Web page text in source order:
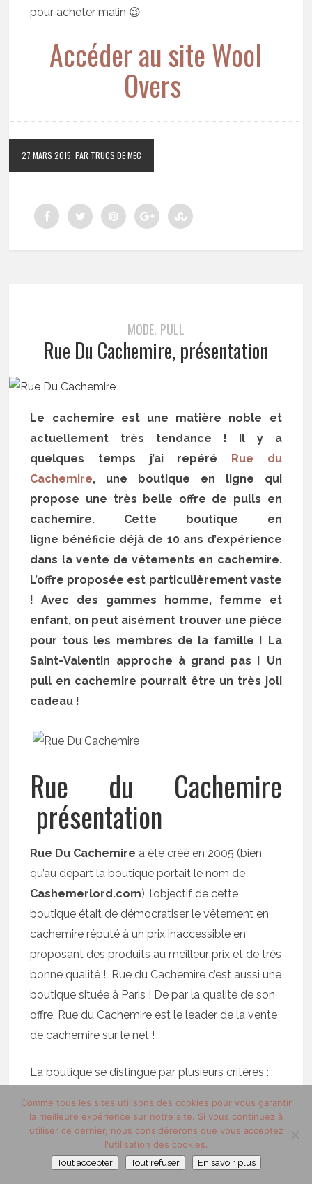
pour acheter malin 😉
Accéder au site Wool
Overs
27 MARS 2015 PAR TRUCS DE MEC
MODE, PULL
Rue Du Cachemire, présentation
Le cachemire est une matière noble et
actuellement très tendance ! Il y a
quelques temps j’ai repéré
Rue du
Cachemire, une boutique en ligne qui
propose une très belle offre de pulls en
cachemire. Cette boutique en
ligne bénéficie déjà de 10 ans d’expérience
dans la vente de vêtements en cachemire.
L’offre proposée est particulièrement vaste
! Avec des gammes homme, femme et
enfant, on peut aisément trouver une pièce
pour tous les membres de la famille ! La
Saint-Valentin approche à grand pas ! Un
pull en cachemire pourrait être un très joli
cadeau !
Rue du Cachemire
présentation
Rue Du Cachemire a été créé en 2005 (bien
qu’au départ la boutique portait le nom de
Cashemerlord.com), l’objectif de cette
boutique était de démocratiser le vêtement en
cachemire réputé à un prix inaccessible en
proposant des produits au meilleur prix et de très
bonne qualité ! Rue du Cachemire c’est aussi une
boutique située à Paris ! De par la qualité de son
offre, Rue du Cachemire est le leader de la vente
de cachemire sur le net !
La boutique se distingue par plusieurs critères :
Un important choix de modèles : vous
trouverez sur l’E-shop des pulls, manteaux,
écharpes et accessoires réalisés avec le
cachemire le plus pur qu’il soit.
Comme tous les sites utilisons des cookies pour vous garantir
la meilleure expérience sur notre site. Si vous continuez à
utiliser ce dernier, nous considérerons que vous acceptez
l'utilisation des cookies.
Tout accepter Tout refuser En savoir plus